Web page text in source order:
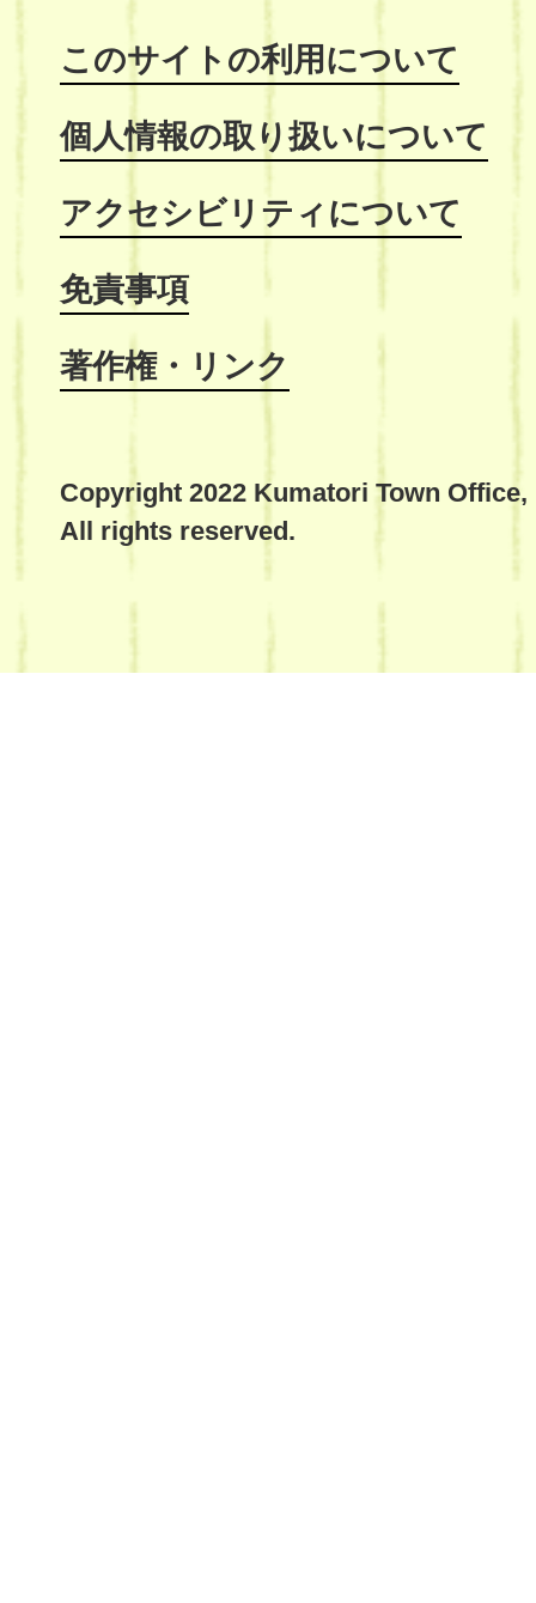
このサイトの利用について
個人情報の取り扱いについて
アクセシビリティについて
免責事項
著作権・リンク
Copyright 2022 Kumatori Town Office,
All rights reserved.